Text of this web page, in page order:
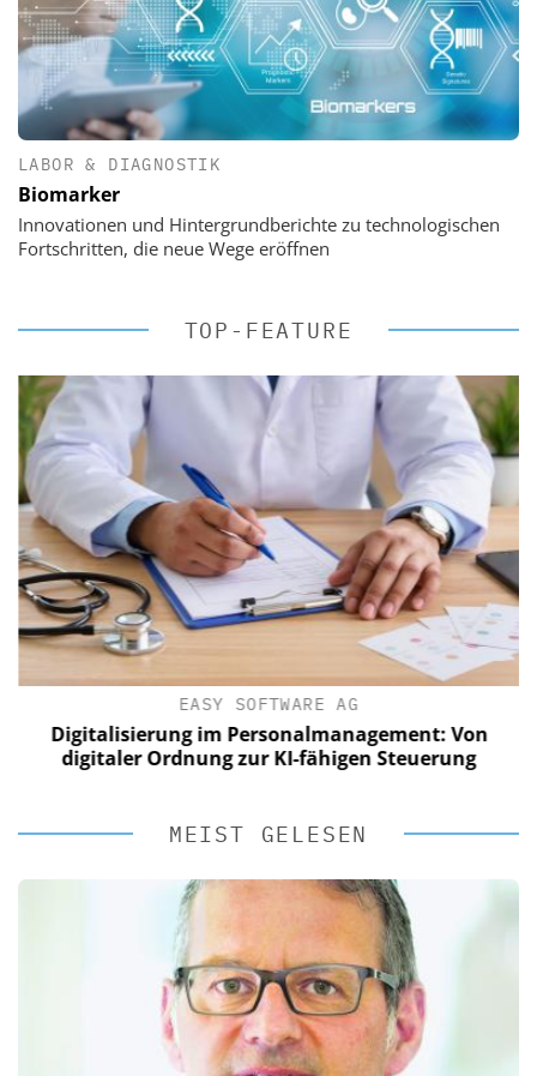
LABOR & DIAGNOSTIK
Biomarker
Innovationen und Hintergrundberichte zu technologischen
Fortschritten, die neue Wege eröffnen
TOP-FEATURE
EASY SOFTWARE AG
Digitalisierung im Personalmanagement: Von
digitaler Ordnung zur KI-fähigen Steuerung
MEIST GELESEN